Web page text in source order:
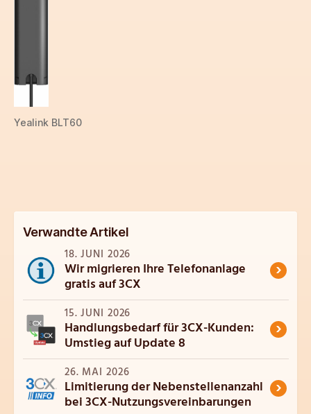
Yealink BLT60
Verwandte Artikel
18. JUNI 2026
Wir migrieren Ihre Telefonanlage
gratis auf 3CX ›
15. JUNI 2026
Handlungsbedarf für 3CX-Kunden:
Umstieg auf Update 8 ›
26. MAI 2026
Limitierung der Nebenstellenanzahl
bei 3CX-Nutzungsvereinbarungen ›